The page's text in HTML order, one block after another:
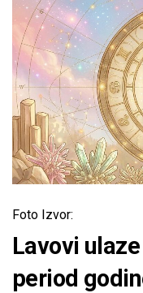
Foto Izvor:
Lavovi
period